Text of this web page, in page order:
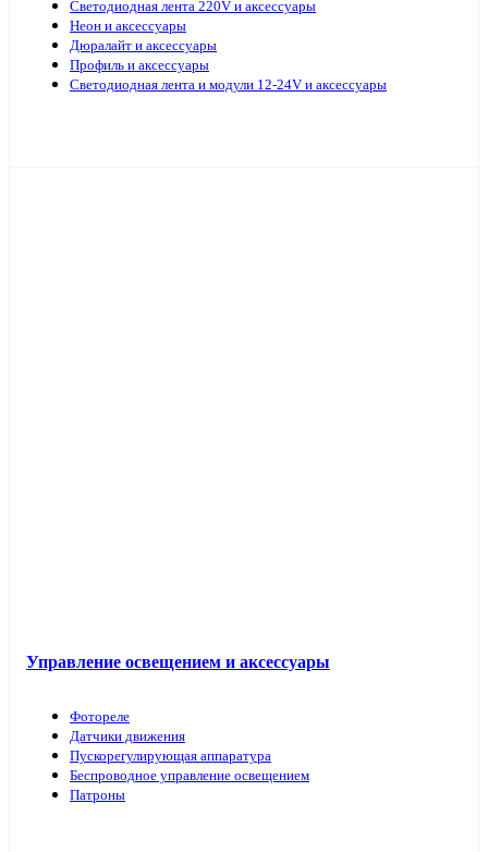
Светодиодная лента 220V и аксессуары
Неон и аксессуары
Дюралайт и аксессуары
Профиль и аксессуары
Светодиодная лента и модули 12-24V и аксессуары
Управление освещением и аксессуары
Фотореле
Датчики движения
Пускорегулирующая аппаратура
Беспроводное управление освещением
Патроны